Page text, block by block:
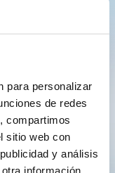
para personalizar
de redes
compartimos
sitio web con
y análisis
información